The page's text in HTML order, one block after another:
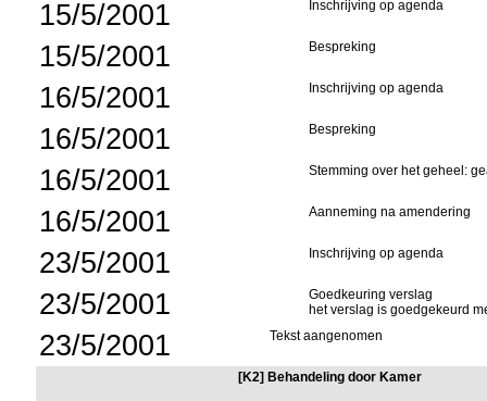
15/5/2001 Inschrijving op agenda
15/5/2001 Bespreking
16/5/2001 Inschrijving op agenda
16/5/2001 Bespreking
16/5/2001 Stemming over het geheel:
16/5/2001 Aanneming na amendering
23/5/2001 Inschrijving op agenda
23/5/2001
Goedkeuring verslag
het verslag is goedgekeurd
23/5/2001 Tekst aangenomen
[K2] Behandeling door Kamer